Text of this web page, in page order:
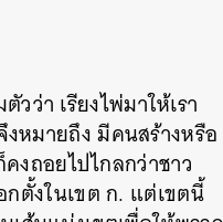
ว่า เรียงไพ่มาให้เรา
งหมายถึง มีคนสร้างหรือ
งถอยไปไกลกว่าชาว
ตั้งในเขต ก. แต่เขตนี้